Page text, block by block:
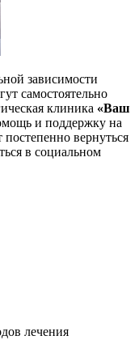
зависимости
самостоятельно
клиника «Ваш
и поддержку на
вернуться
в социальном
лечения